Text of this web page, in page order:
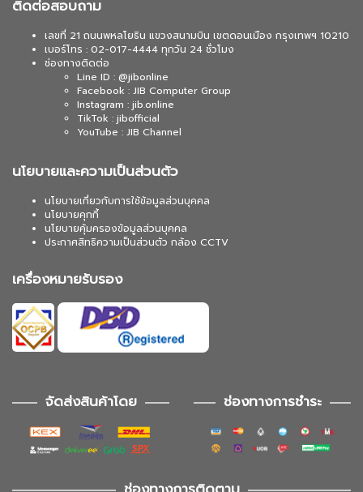
ติดต่อสอบถาม
เลขที่ 21 ถนนพหลโยธิน แขวงสนามบิน เขตดอนเมือง กรุงเทพฯ 10210
เบอร์โทร : 02-017-4444 ทุกวัน 24 ชั่วโมง
ช่องทางติดต่อ
Line ID : @jibonline
Facebook : JIB Computer Group
Instagram : jib.online
TikTok : jibofficial
YouTube : JIB Channel
นโยบายและความเป็นส่วนตัว
นโยบายเกี่ยวกับการใช้ข้อมูลส่วนบุคคล
นโยบายคุกกี้
นโยบายคุ้มครองข้อมูลส่วนบุคคล
ประกาศสิทธิความเป็นส่วนตัว กล้อง CCTV
เครื่องหมายรับรอง
จัดส่งสินค้าโดย ช่องทางการชำระ